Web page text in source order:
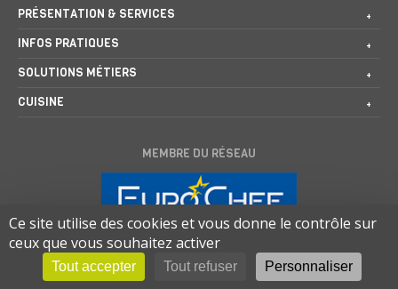
PRÉSENTATION & SERVICES
INFOS PRATIQUES
SOLUTIONS MÉTIERS
CUISINE
MEMBRE DU RÉSEAU
Ce site utilise des cookies et vous donne le contrôle sur
ceux que vous souhaitez activer
Tout accepter Tout refuser Personnaliser